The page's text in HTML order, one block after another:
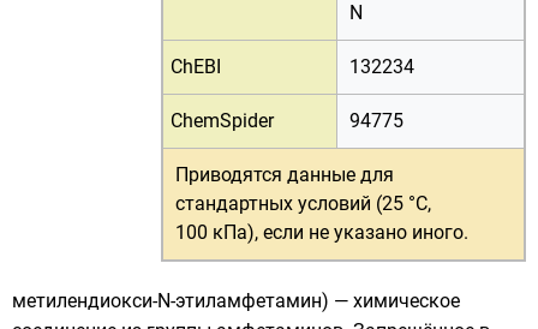
N
ChEBI 132234
ChemSpider 94775
Приводятся данные для
стандартных условий (25 °C,
100 кПа), если не указано иного.
метилендиокси-N-этиламфетамин) — химическое